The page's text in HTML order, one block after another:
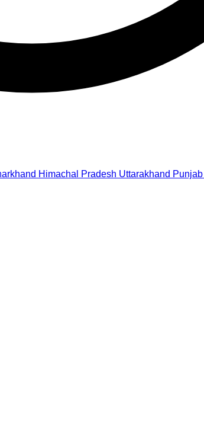
Himachal Pradesh Uttarakhand Punjab